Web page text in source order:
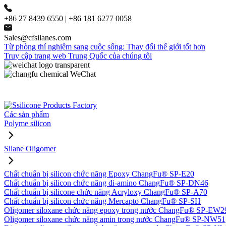
+86 27 8439 6550 | +86 181 6277 0058
Sales@cfsilanes.com
Từ phòng thí nghiệm sang cuộc sống: Thay đổi thế giới tốt hơn
Truy cập trang web Trung Quốc của chúng tôi
Các sản phẩm
Polyme silicon
Silane Oligomer
Chất chuẩn bị silicon chức năng Epoxy ChangFu® SP-E20
Chất chuẩn bị silicon chức năng di-amino ChangFu® SP-DN46
Chất chuẩn bị silicone chức năng Acryloxy ChangFu® SP-A70
Chất chuẩn bị silicon chức năng Mercapto ChangFu® SP-SH
Oligomer siloxane chức năng epoxy trong nước ChangFu® SP-
Oligomer siloxane chức năng amin trong nước ChangFu® SP-NW51